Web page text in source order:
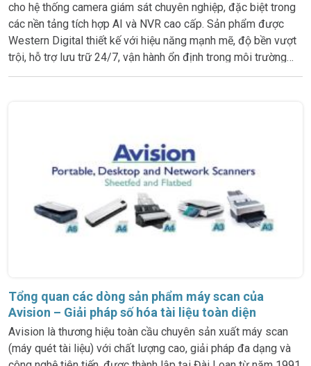
cho hệ thống camera giám sát chuyên nghiệp, đặc biệt trong
các nền tảng tích hợp AI và NVR cao cấp. Sản phẩm được
Western Digital thiết kế với hiệu năng mạnh mẽ, độ bền vượt
trội, hỗ trợ lưu trữ 24/7, vận hành ổn định trong môi trường
khắt khe nhất. Bảo hành chính hãng 5 năm – chính sách 1 đổi
Tổng quan các dòng sản phẩm máy scan của
Avision – Giải pháp số hóa tài liệu toàn diện
Avision là thương hiệu toàn cầu chuyên sản xuất máy scan
(máy quét tài liệu) với chất lượng cao, giải pháp đa dạng và